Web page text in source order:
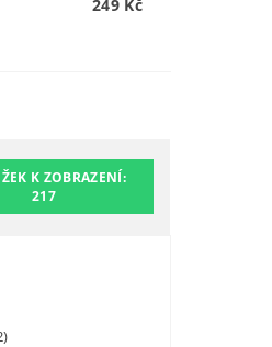
249 Kč
K ZOBRAZENÍ:
217